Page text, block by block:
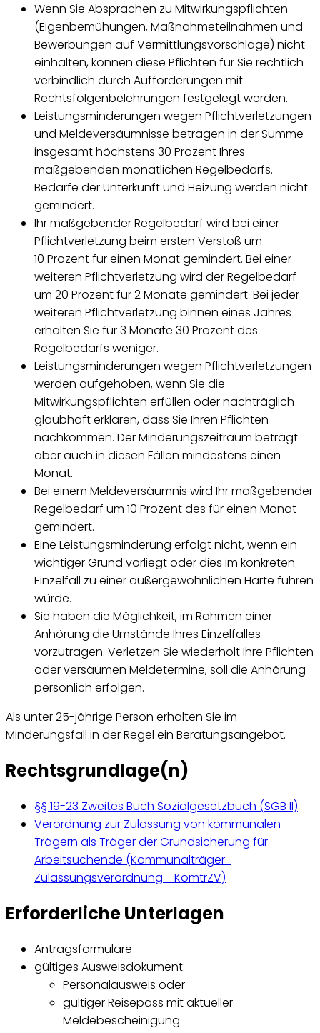
Wenn Sie Absprachen zu Mitwirkungspflichten
(Eigenbemühungen, Maßnahmeteilnahmen und
Bewerbungen auf Vermittlungsvorschläge) nicht
einhalten, können diese Pflichten für Sie rechtlich
verbindlich durch Aufforderungen mit
Rechtsfolgenbelehrungen festgelegt werden.
Leistungsminderungen wegen Pflichtverletzungen
und Meldeversäumnisse betragen in der Summe
insgesamt höchstens 30 Prozent Ihres
maßgebenden monatlichen Regelbedarfs.
Bedarfe der Unterkunft und Heizung werden nicht
gemindert.
Ihr maßgebender Regelbedarf wird bei einer
Pflichtverletzung beim ersten Verstoß um
10 Prozent für einen Monat gemindert. Bei einer
weiteren Pflichtverletzung wird der Regelbedarf
um 20 Prozent für 2 Monate gemindert. Bei jeder
weiteren Pflichtverletzung binnen eines Jahres
erhalten Sie für 3 Monate 30 Prozent des
Regelbedarfs weniger.
Leistungsminderungen wegen Pflichtverletzungen
werden aufgehoben, wenn Sie die
Mitwirkungspflichten erfüllen oder nachträglich
glaubhaft erklären, dass Sie Ihren Pflichten
nachkommen. Der Minderungszeitraum beträgt
aber auch in diesen Fällen mindestens einen
Monat.
Bei einem Meldeversäumnis wird Ihr maßgebender
Regelbedarf um 10 Prozent des für einen Monat
gemindert.
Eine Leistungsminderung erfolgt nicht, wenn ein
wichtiger Grund vorliegt oder dies im konkreten
Einzelfall zu einer außergewöhnlichen Härte führen
würde.
Sie haben die Möglichkeit, im Rahmen einer
Anhörung die Umstände Ihres Einzelfalles
vorzutragen. Verletzen Sie wiederholt Ihre Pflichten
oder versäumen Meldetermine, soll die Anhörung
persönlich erfolgen.
Als unter 25-jährige Person erhalten Sie im
Minderungsfall in der Regel ein Beratungsangebot.
Rechtsgrundlage(n)
§§ 19-23 Zweites Buch Sozialgesetzbuch (SGB II)
Verordnung zur Zulassung von kommunalen
Trägern als Träger der Grundsicherung für
Arbeitsuchende (Kommunalträger-
Zulassungsverordnung - KomtrZV)
Erforderliche Unterlagen
Antragsformulare
gültiges Ausweisdokument:
Personalausweis oder
gültiger Reisepass mit aktueller
Meldebescheinigung